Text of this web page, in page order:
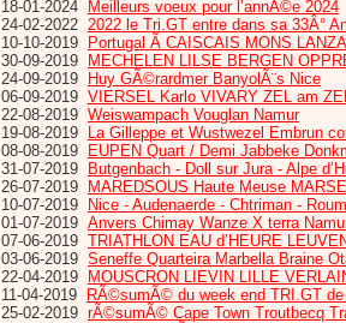
18-01-2024
Meilleurs voeux pour l’annÃ©e 2024
24-02-2022 2022 le Tri.GT entre dans sa 33Â°
10-10-2019
Portugal Ã CAISCAIS MONS
30-09-2019
MECHELEN LILSE BERGEN
24-09-2019
Huy GÃ©rardmer BanyolÃ¨s Nice
06-09-2019 VIERSEL Karlo VIVARY ZEL am
22-08-2019 Weiswampach Vouglan Namur
19-08-2019
La Gilleppe et Wustwezel Embrun
08-08-2019
EUPEN Quart / Demi Jabbeke
31-07-2019
Butgenbach - Doll sur Jura - Alpe
26-07-2019
MAREDSOUS Haute Meuse
10-07-2019
Nice - Audenaerde - Chtriman -
01-07-2019 Anvers Chimay Wanze X terra
07-06-2019 TRIATHLON EAU d’HEURE
03-06-2019 Seneffe Quarteira Marbella Braine
22-04-2019
MOUSCRON LIEVIN LILLE
11-04-2019
RÃ©sumÃ© du week end TRI.GT
25-02-2019 rÃ©sumÃ© Cape Town Troutbecq